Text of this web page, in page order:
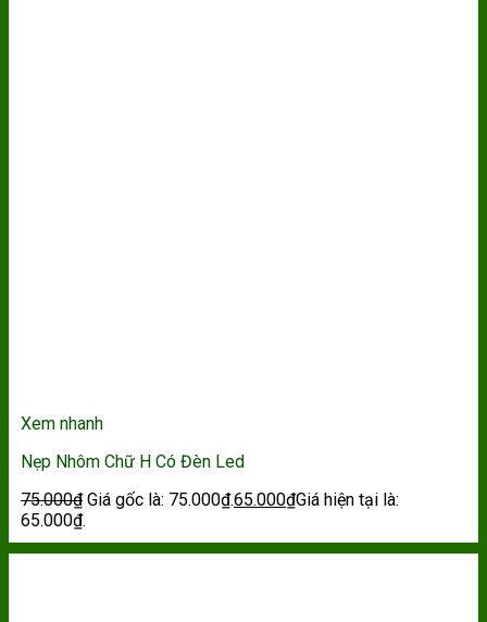
Xem nhanh
Nẹp Nhôm Chữ H Có Đèn Led
75.000₫ Giá gốc là: 75.000₫.65.000₫Giá hiện tại là:
65.000₫.